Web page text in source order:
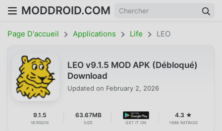
MODDROID.COM
Page D'accueil Applications Life LEO
LEO v9.1.5 MOD APK (Débloqué)
Download
Updated on February 2, 2026
9.1.5
VERSION
63.67MB
SIZE GET IT ON
4.3 ★
1698 RATINGS